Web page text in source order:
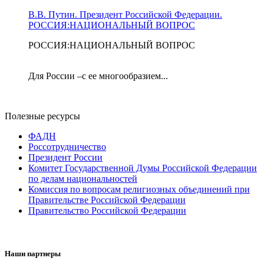
В.В. Путин. Президент Российской Федерации.
РОССИЯ:НАЦИОНАЛЬНЫЙ ВОПРОС
РОССИЯ:НАЦИОНАЛЬНЫЙ ВОПРОС
Для России –с ее многообразием...
Полезные ресурсы
ФАДН
Россотрудничество
Президент России
Комитет Государственной Думы Российской Федерации
по делам национальностей
Комиссия по вопросам религиозных объединений при
Правительстве Российской Федерации
Правительство Российской Федерации
Наши партнеры